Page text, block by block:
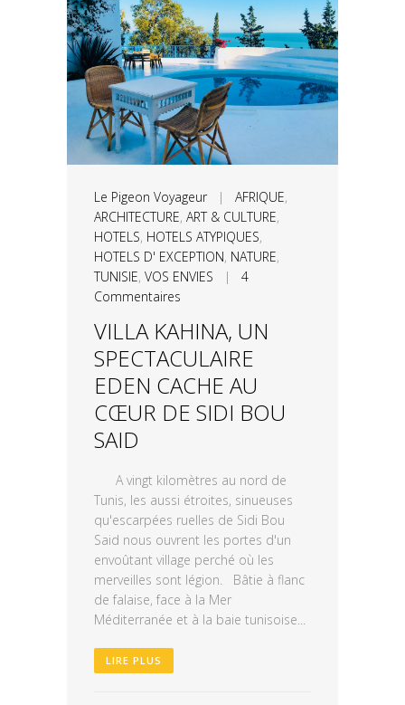
Le Pigeon Voyageur| AFRIQUE,
ARCHITECTURE, ART & CULTURE,
HOTELS, HOTELS ATYPIQUES,
HOTELS D' EXCEPTION, NATURE,
TUNISIE, VOS ENVIES | 4
Commentaires
VILLA KAHINA, UN
SPECTACULAIRE
EDEN CACHE AU
CŒUR DE SIDI BOU
SAID
A vingt kilomètres au nord de
Tunis, les aussi étroites, sinueuses
qu'escarpées ruelles de Sidi Bou
Said nous ouvrent les portes d'un
envoûtant village perché où les
merveilles sont légion. Bâtie à flanc
de falaise, face à la Mer
Méditerranée et à la baie tunisoise...
LIRE PLUS